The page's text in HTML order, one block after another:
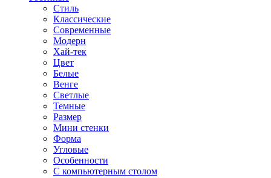
Стиль
Классические
Современные
Модерн
Хай-тек
Цвет
Белые
Венге
Светлые
Темные
Размер
Мини стенки
Форма
Угловые
Особенности
С компьютерным столом